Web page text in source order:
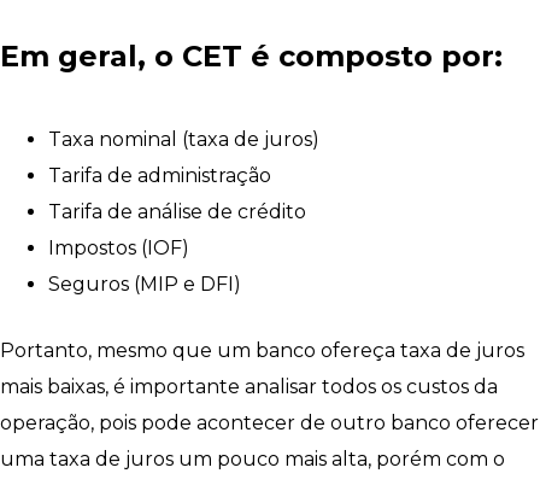
Em geral, o CET é composto por:
Taxa nominal (taxa de juros)
Tarifa de administração
Tarifa de análise de crédito
Impostos (IOF)
Seguros (MIP e DFI)
Portanto, mesmo que um banco ofereça taxa de juros
mais baixas, é importante analisar todos os custos da
operação, pois pode acontecer de outro banco oferecer
uma taxa de juros um pouco mais alta, porém com o